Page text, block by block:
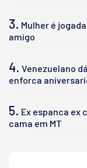
3. Mulher é
amigo
4. Venezuelano
enforca
5. Ex espanca ex
cama em MT